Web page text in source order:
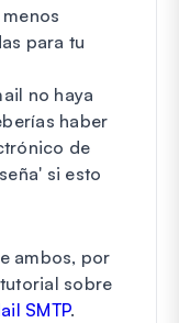
para tu
no haya
haber
de
si esto
ambos, por
sobre
SMTP.